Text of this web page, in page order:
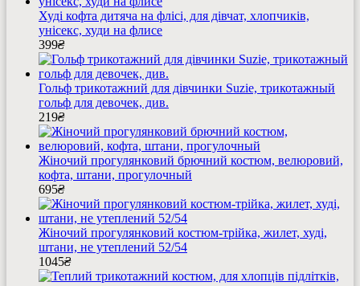
Худі кофта дитяча на флісі, для дівчат, хлопчиків,
унісекс, худи на флисе
399₴
Гольф трикотажний для дівчинки Suzie, трикотажный
гольф для девочек, див.
219₴
Жіночий прогулянковий брючний костюм, велюровий,
кофта, штани, прогулочный
695₴
Жіночий прогулянковий костюм-трійка, жилет, худі,
штани, не утеплений 52/54
1045₴